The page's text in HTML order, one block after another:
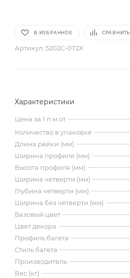
В ИЗБРАННОЕ СРАВНИТЬ
Артикул: 5202C-072X
Характеристики
Цена за 1 п.м от
Количество в упаковке
Длина рейки (мм)
Ширина профиля (мм)
Высота профиля (мм)
Ширина четверти (мм)
Глубина четверти (мм)
Ширина без четверти (мм)
Базовый цвет
Цвет декора
Профиль багета
Стиль багета
Производитель
Вес (кг)